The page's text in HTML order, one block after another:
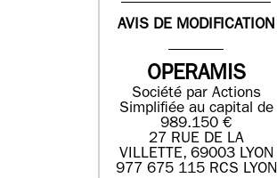
AVIS DE MODIFICATION
OPERAMIS
Société par Actions
Simplifiée au capital de
989.150 €
27 RUE DE LA
VILLETTE, 69003 LYON
977 675 115 RCS LYON